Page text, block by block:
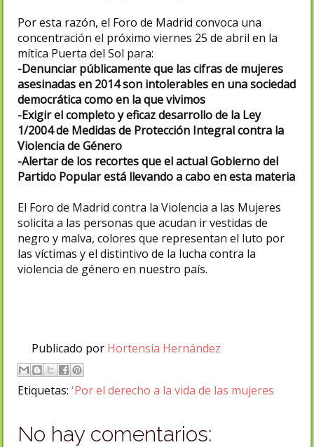
Por esta razón, el Foro de Madrid convoca una
concentración el próximo viernes 25 de abril en la
mítica Puerta del Sol para:
-Denunciar públicamente que las cifras de mujeres
asesinadas en 2014 son intolerables en una sociedad
democrática como en la que vivimos
-Exigir el completo y eficaz desarrollo de la Ley
1/2004 de Medidas de Protección Integral contra la
Violencia de Género
-Alertar de los recortes que el actual Gobierno del
Partido Popular está llevando a cabo en esta materia
El Foro de Madrid contra la Violencia a las Mujeres
solicita a las personas que acudan ir vestidas de
negro y malva, colores que representan el luto por
las víctimas y el distintivo de la lucha contra la
violencia de género en nuestro país.
Publicado por Hortensia Hernández
Etiquetas: 'Por el derecho a la vida de las mujeres
No hay comentarios: